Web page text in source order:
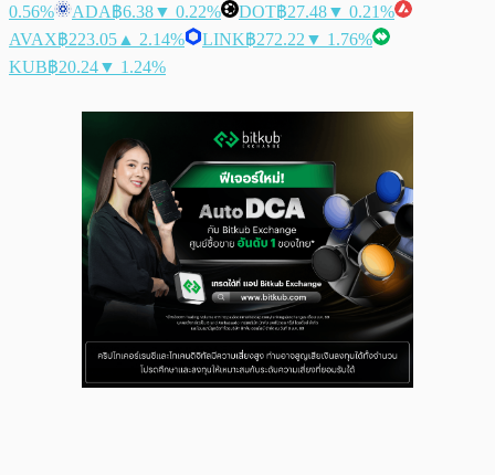
0.56%
ADA฿6.38▼ 0.22% DOT฿27.48▼ 0.21%
AVAX฿223.05 ▲ 2.14% LINK฿272.22 ▼ 1.76%
KUB฿20.24▼ 1.24%